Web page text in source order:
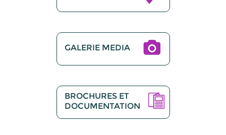
GALERIE MEDIA
BROCHURES ET
DOCUMENTATION